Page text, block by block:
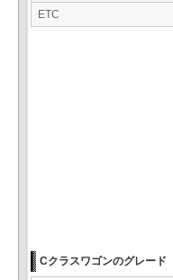
ETC
Cクラスワゴンのグレード